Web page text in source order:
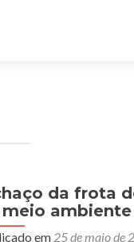
da frota
meio ambiente
em 25 de maio de